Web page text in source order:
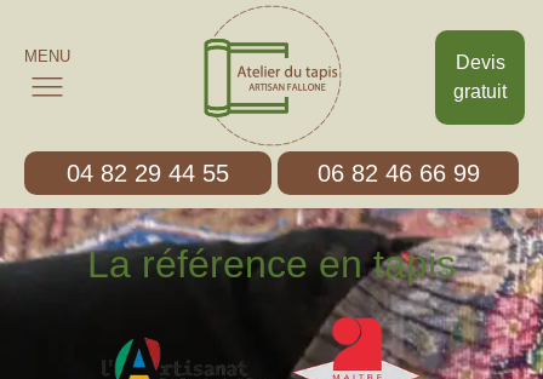
Devis
gratuit
MENU
04 82 29 44 55 06 82 46 66 99
La référence en tapis